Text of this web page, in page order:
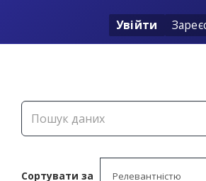
Увійти
Сортувати за